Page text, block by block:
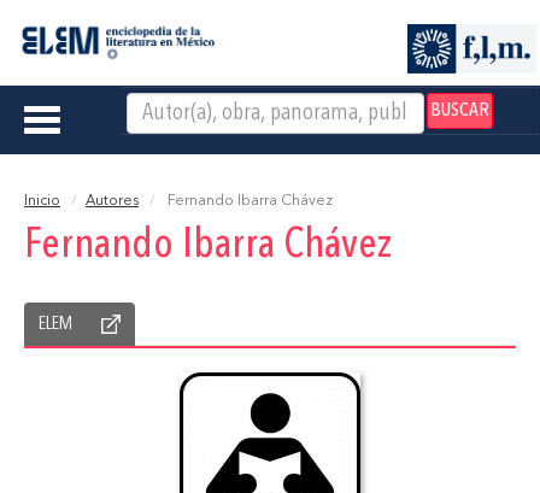
BUSCAR
Toggle
Inicio Autores Fernando Ibarra Chávez
Fernando Ibarra Chávez
ELEM